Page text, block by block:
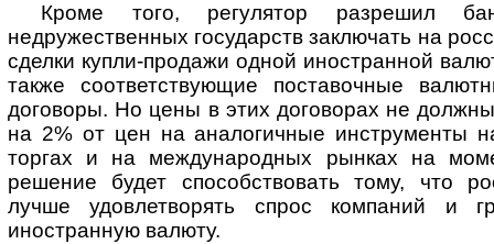
Кроме того, регулятор разрешил
недружественных государств заключать на
сделки купли-продажи одной иностранной
также соответствующие поставочные
договоры. Но цены в этих договорах не
на 2% от цен на аналогичные инструменты
торгах и на международных рынках на
решение будет способствовать тому, что
лучше удовлетворять спрос компаний и
иностранную валюту.